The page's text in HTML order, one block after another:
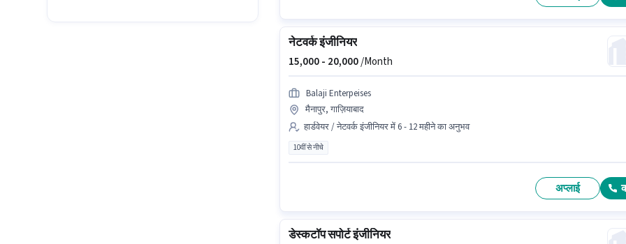
नेटवर्क इंजीनियर
15,000 - 20,000/Month
Balaji Enterpeises
मैनापुर, गाज़ियाबाद
हार्डवेयर / नेटवर्क इंजीनियर में 6 - 12 महीने का अनुभव
10वीं से नीचे
अप्लाई
डेस्कटॉप सपोर्ट इंजीनियर